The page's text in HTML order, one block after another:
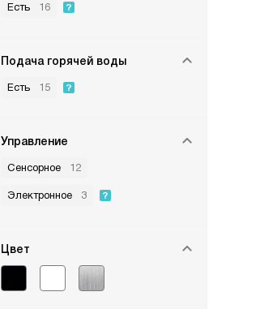
Есть 16
Подача горячей воды
Есть 15
Управление
Сенсорное 12
Электронное 3
Цвет